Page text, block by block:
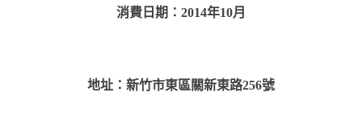
消費日期：2014年10月
地址：新竹市東區關新東路256號